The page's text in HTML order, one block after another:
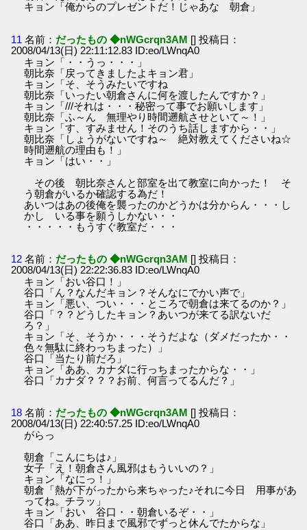
キョン「俺からのプレゼントだ！じゃあな 朝倉」
11 名前： だったもの ◆nWGcrqn3AM [] 投稿日：
2008/04/13(日) 22:11:12.83 ID:eo/LWnqA0
キョン「・・うっ・・・」
朝比奈「戻ってきましたよキョン君」
キョン「そ、そうみたいですね
朝比奈「いったい朝倉さんに何を渡したんですか？」
キョン「///それは・・・秘密って事でお願いします」
朝比奈「ふ～ん 無理やり時間遡航させといて～！」
キョン「す、すみません！そのうち話しますから・・」
朝比奈「しょうがないですね～ 絶対教えてくださいね☆
時間遡航の理由も！」
キョン「はい・・」
その後 朝比奈さんと部室を出て教室に向かった！ そ
う朝倉がいるか確認する為だ！
あいつはあの後俺を襲ったのかどうかは分からん・・・し
かし いる事を願うしかない・・
・・・・・もうすぐ教室だ・・・
12 名前： だったもの ◆nWGcrqn3AM [] 投稿日：
2008/04/13(日) 22:22:36.83 ID:eo/LWnqA0
キョン「おい谷口！」
谷口「ん？なんだキョン？そんなにでかい声で」
キョン「悪い、つい・・・ところで朝倉は来てるのか？」
谷口「？？どうしたキョン？あいつが来てる訳ないだ
ろ？」
キョン「そ、そうか・・・そうだよな（ダメだったか・・
色々無駄に終わっちまった）」
谷口「当たり前だろ」
キョン「ああ、カナダに行っちまったからな・・」
谷口「カナダ？？？お前、何言ってるんだ？」
18 名前： だったもの ◆nWGcrqn3AM [] 投稿日：
2008/04/13(日) 22:40:57.25 ID:eo/LWnqA0
がらっ
朝倉「こんにちは♪」
女子「え！朝倉さん風邪はもういいの？」
キョン「なにっ！」
朝倉「熱が下がったから来ちゃった♪それに今日 用事があ
ってね。チラッ」
キョン「おい 谷口・・朝倉いるぞ・・」
谷口「ああ、昨日まで風邪でずっと休んでたからな」